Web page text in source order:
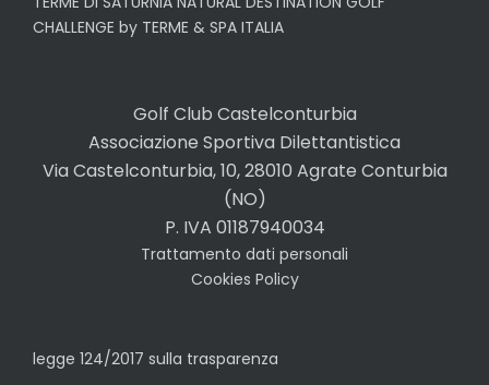
CHALLENGE by TERME & SPA ITALIA
Golf Club Castelconturbia
Associazione Sportiva Dilettantistica
Via Castelconturbia, 10, 28010 Agrate Conturbia
(NO)
P. IVA 01187940034
Trattamento dati personali
Cookies Policy
legge 124/2017 sulla trasparenza